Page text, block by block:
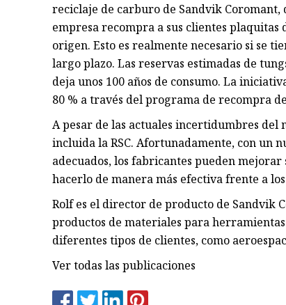
reciclaje de carburo de Sandvik
empresa recompra a sus clientes
origen. Esto es realmente necesario si se
largo plazo. Las reservas estimadas de
deja unos 100 años de consumo. La
80 % a través del programa de recompra
A pesar de las actuales incertidumbres del
incluida la RSC. Afortunadamente, con un
adecuados, los fabricantes pueden
hacerlo de manera más efectiva frente a
Rolf es el director de producto de Sandvik
productos de materiales para
diferentes tipos de clientes, como
Ver todas las publicaciones